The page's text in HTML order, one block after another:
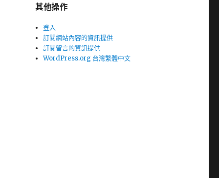
其他操作
登入
訂閱網站內容的資訊提供
訂閱留言的資訊提供
WordPress.org 台灣繁體中文